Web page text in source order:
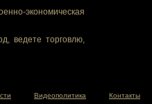
экономическая
ведете торговлю,
Видеополитика Контакты